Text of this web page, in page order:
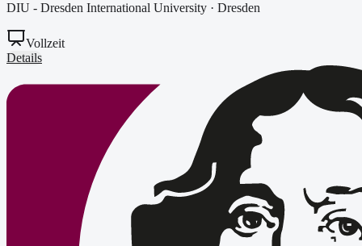
DIU - Dresden International University · Dresden
Vollzeit
Details